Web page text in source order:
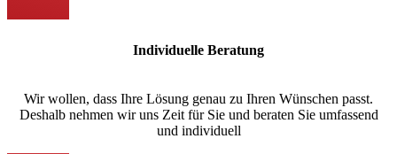
Individuelle Beratung
Wir wollen, dass Ihre Lösung genau zu Ihren Wünschen passt.
Deshalb nehmen wir uns Zeit für Sie und beraten Sie umfassend
und individuell